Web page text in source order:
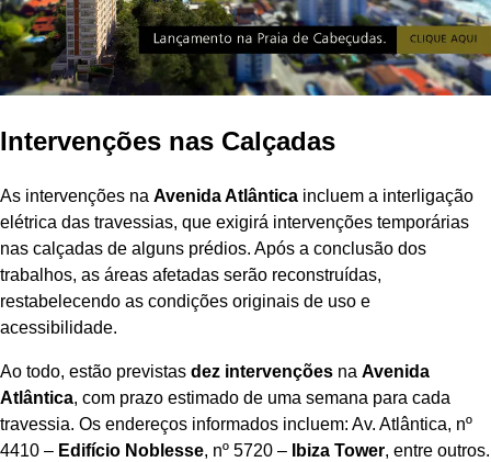
Intervenções nas Calçadas
As intervenções na Avenida Atlântica incluem a interligação
elétrica das travessias, que exigirá intervenções temporárias
nas calçadas de alguns prédios. Após a conclusão dos
trabalhos, as áreas afetadas serão reconstruídas,
restabelecendo as condições originais de uso e
acessibilidade.
Ao todo, estão previstas dez intervenções na Avenida
Atlântica, com prazo estimado de uma semana para cada
travessia. Os endereços informados incluem: Av. Atlântica, nº
4410 – Edifício Noblesse, nº 5720 – Ibiza Tower, entre outros.